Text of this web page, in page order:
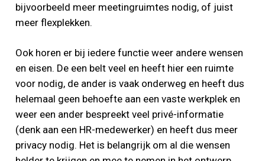
bijvoorbeeld meer meetingruimtes nodig, of juist
meer flexplekken.
Ook horen er bij iedere functie weer andere wensen
en eisen. De een belt veel en heeft hier een ruimte
voor nodig, de ander is vaak onderweg en heeft dus
helemaal geen behoefte aan een vaste werkplek en
weer een ander bespreekt veel privé-informatie
(denk aan een HR-medewerker) en heeft dus meer
privacy nodig. Het is belangrijk om al die wensen